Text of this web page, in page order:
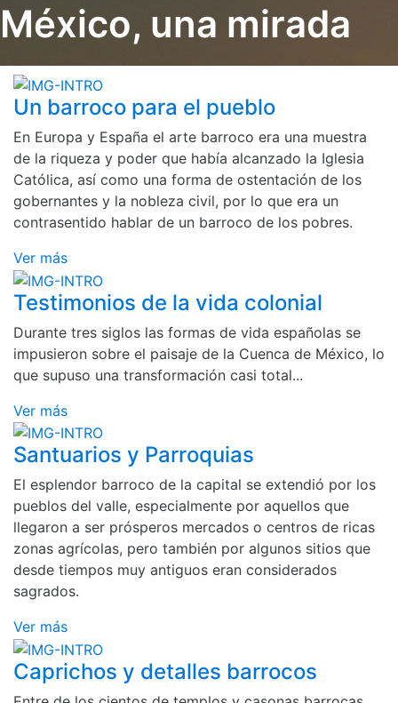
México, una mirada
Un barroco para el pueblo
En Europa y España el arte barroco era una muestra
de la riqueza y poder que había alcanzado la Iglesia
Católica, así como una forma de ostentación de los
gobernantes y la nobleza civil, por lo que era un
contrasentido hablar de un barroco de los pobres.
Ver más
Testimonios de la vida colonial
Durante tres siglos las formas de vida españolas se
impusieron sobre el paisaje de la Cuenca de México, lo
que supuso una transformación casi total...
Ver más
Santuarios y Parroquias
El esplendor barroco de la capital se extendió por los
pueblos del valle, especialmente por aquellos que
llegaron a ser prósperos mercados o centros de ricas
zonas agrícolas, pero también por algunos sitios que
desde tiempos muy antiguos eran considerados
sagrados.
Ver más
Caprichos y detalles barrocos